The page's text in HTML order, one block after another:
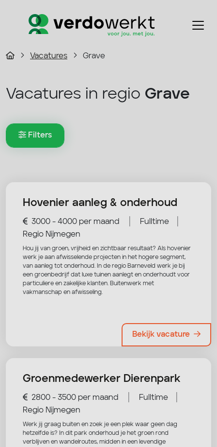
Vacatures Grave
Vacatures in regio Grave
Filters
Hovenier aanleg & onderhoud
3000 - 4000 per maand Fulltime
Regio Nijmegen
Hou jij van groen, vrijheid en zichtbaar resultaat? Als hovenier
werk je aan afwisselende projecten in het hogere segment,
van aanleg tot onderhoud. In de regio Barneveld werk je bij
een groenbedrijf dat luxe tuinen aanlegt en onderhoudt voor
particuliere en zakelijke klanten. Buitenwerk met
vakmanschap en afwisseling.
Bekijk vacature
Groenmedewerker Dierenpark
2800 - 3500 per maand Fulltime
Regio Nijmegen
Werk jij graag buiten en zoek je een plek waar geen dag
hetzelfde is? In dit park onderhoud je het groen rond
verblijven en wandelroutes, midden in een levendige